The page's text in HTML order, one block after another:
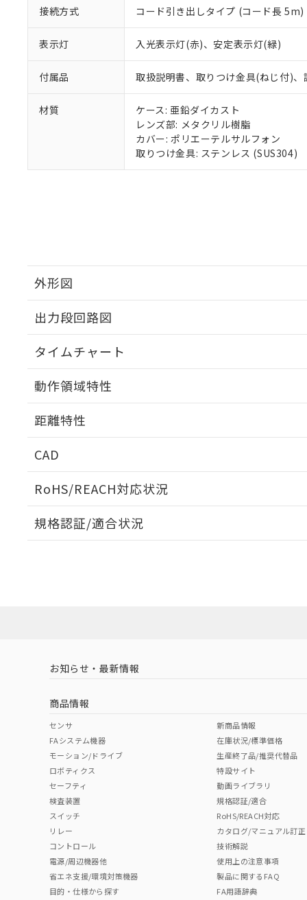
接続方式 コード引き出しタイプ (コード長 5m)
表示灯 入光表示灯(赤)、安定表示灯(緑)
付属品 取扱説明書、取りつけ金具(ねじ付)、
材質
ケース: 亜鉛ダイカスト
レンズ部: メタクリル樹脂
カバー: ポリエーテルサルフォン
取りつけ金具: ステンレス (SUS304)
外形図
出力段回路図
タイムチャート
動作領域特性
距離特性
CAD
RoHS/REACH対応状況
EU RoHS 注意事項・凡例
中国 RoHS 注意事項・凡例
中国 RoHS表
Pb Hg Cr(VI)
"対応済み"や非含有の記載がされた商品であっても、流通
非含有品が必要な際は、弊社営業部門もしくは販売店へお
規格認証/適合状況
お知らせ・最新情報
商品情報
センサ
FAシステム機器
モーション/ドライブ
ロボティクス
セーフティ
検査装置
スイッチ
リレー
コントロール
電源/周辺機器他
省エネ支援/環境対策機器
目的・仕様から探す
新商品情報
在庫状況/標準価格
生産終了品/推奨代替品
特設サイト
動画ライブラリ
規格認証/適合
RoHS/REACH対応
カタログ/マニュアル訂正
技術解説
使用上の注意事項
製品に関するFAQ
FA用語辞典